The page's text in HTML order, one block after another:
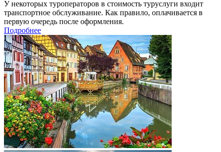
У некоторых туроператоров в стоимость туруслуги входит
транспортное обслуживание. Как правило, оплачивается в
первую очередь после оформления.
Подробнее